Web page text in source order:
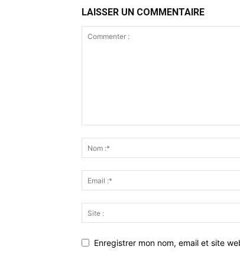
LAISSER UN COMMENTAIRE
Enregistrer mon nom, email et site